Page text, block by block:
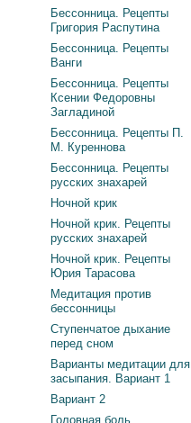
Бессонница. Рецепты
Григория Распутина
Бессонница. Рецепты
Ванги
Бессонница. Рецепты
Ксении Федоровны
Загладиной
Бессонница. Рецепты П.
М. Куреннова
Бессонница. Рецепты
русских знахарей
Ночной крик
Ночной крик. Рецепты
русских знахарей
Ночной крик. Рецепты
Юрия Тарасова
Медитация против
бессонницы
Ступенчатое дыхание
перед сном
Варианты медитации для
засыпания. Вариант 1
Вариант 2
Головная боль